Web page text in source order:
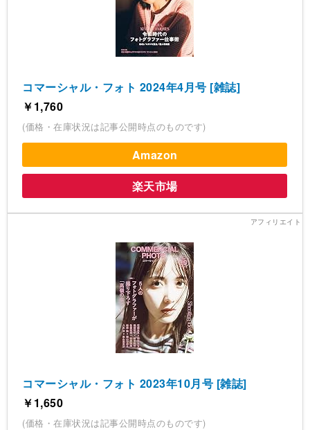
コマーシャル・フォト 2024年4月号 [雑誌]
￥1,760
(価格・在庫状況は記事公開時点のものです)
Amazon
楽天市場
コマーシャル・フォト 2023年10月号 [雑誌]
￥1,650
(価格・在庫状況は記事公開時点のものです)